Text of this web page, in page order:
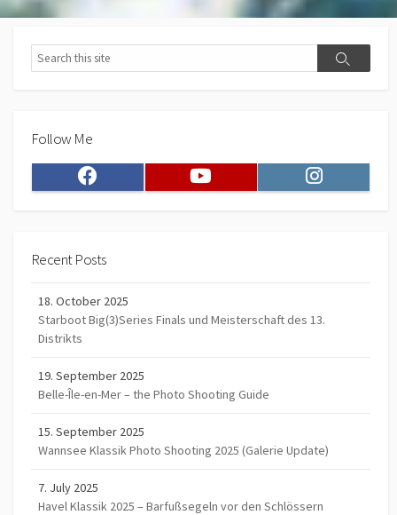
Search
Search
Follow Me
Facebook Instagram
Recent Posts
18. October 2025
Starboot Big(3)Series Finals und Meisterschaft des 13.
Distrikts
19. September 2025
Belle-Île-en-Mer – the Photo Shooting Guide
15. September 2025
Wannsee Klassik Photo Shooting 2025 (Galerie Update)
7. July 2025
Havel Klassik 2025 – Barfußsegeln vor den Schlössern